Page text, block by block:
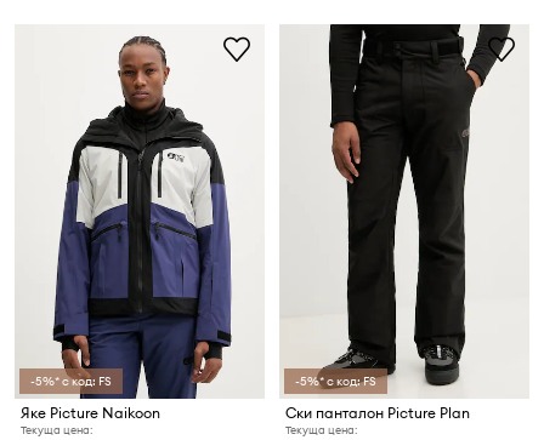
-5%* с код: FS
Яке Picture Naikoon
Текуща цена:
-5%* с код: FS
Ски панталон Picture Plan
Текуща цена: